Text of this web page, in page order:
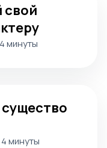
свой
минуты
минуты